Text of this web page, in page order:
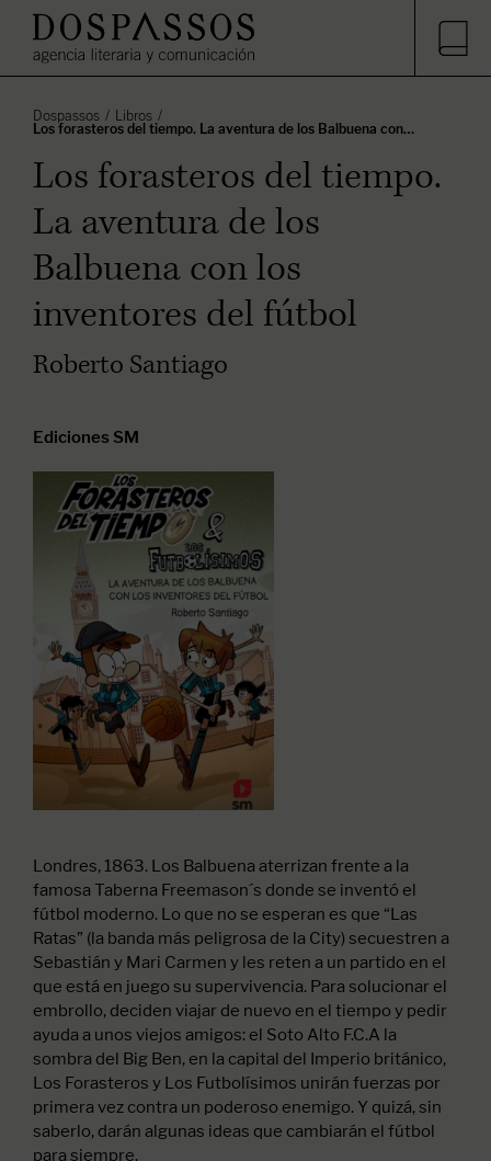
Los forasteros del tiempo. La aventura de los Balbuena con…
Libros
Dospassos
Los forasteros del tiempo.
La aventura de los
Balbuena con los
inventores del fútbol
Roberto Santiago
Ediciones SM
Londres, 1863. Los Balbuena aterrizan frente a la
famosa Taberna Freemason´s donde se inventó el
fútbol moderno. Lo que no se esperan es que “Las
Ratas” (la banda más peligrosa de la City) secuestren a
Sebastián y Mari Carmen y les reten a un partido en el
que está en juego su supervivencia. Para solucionar el
embrollo, deciden viajar de nuevo en el tiempo y pedir
ayuda a unos viejos amigos: el Soto Alto F.C.A la
sombra del Big Ben, en la capital del Imperio británico,
Los Forasteros y Los Futbolísimos unirán fuerzas por
primera vez contra un poderoso enemigo. Y quizá, sin
saberlo, darán algunas ideas que cambiarán el fútbol
para siempre.